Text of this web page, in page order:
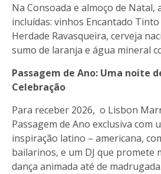
Na Consoada e almoço de Natal,
incluídas: vinhos Encantado
Herdade Ravasqueira, cerveja
sumo de laranja e água mineral
Passagem de Ano: Uma noite
Celebração
Para receber 2026, o Lisbon
Passagem de Ano exclusiva com
inspiração latino – americana,
bailarinos, e um DJ que promete
dança animada até de madrugada.